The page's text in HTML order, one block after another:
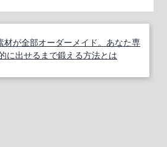
材が全部オーダーメイド。あなた専
に出せるまで鍛える方法とは